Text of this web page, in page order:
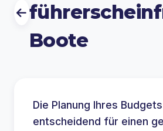
Boote
Die Planung Ihres
entscheidend für einen